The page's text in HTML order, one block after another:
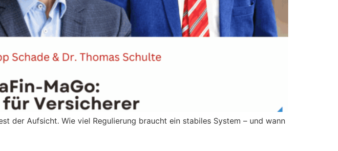
der Aufsicht. Wie viel Regulierung braucht ein stabiles System – und wann